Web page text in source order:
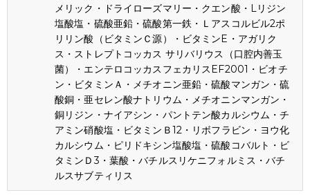
メリック・ドライローズマリー・クエン酸・Lリジン
塩酸塩・硫酸亜鉛・硫酸第一鉄・Ｌアスコルビル2ポ
リリン酸（ビタミンＣ源）・ビタミンE・アガリク
ス・ストレプトコッカス サリバリウス（口腔内善玉
菌）・エンテロコッカスフェカリスEF2001・ビオチ
ン・ビタミンＡ・メチオニン亜鉛・硫酸マンガン・硫
酸銅・亜セレン酸ナトリウム・メチオニンマンガン・
銅リジン・ナイアシン・パントテン酸カルシウム・チ
アミン硝酸塩・ビタミンＢ12・リボフラビン・ヨウ化
カルシウム・ピリドキシン塩酸塩・硫酸コバルト・ビ
タミンＤ3・葉酸・バチルスリケニフォルミス・バチ
ルスサブティリス